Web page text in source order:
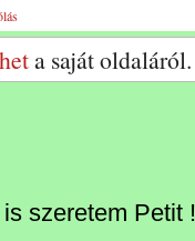
a saját oldaláról.
szeretem Petit !